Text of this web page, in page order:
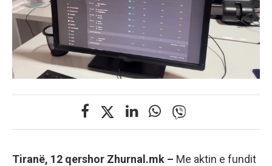
Tiranë, 12 qershor Zhurnal.mk – Me aktin e fundit